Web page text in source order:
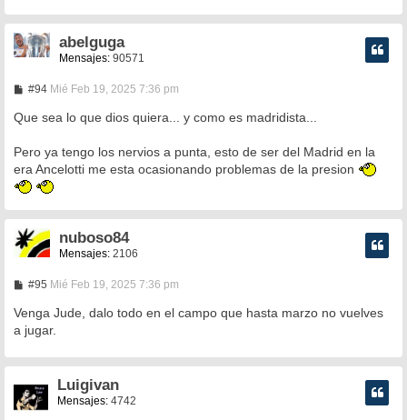
e
abelguga
Mensajes: 90571
#94M
n
s
j
e
Mié Feb 19, 2025 7:36 pm
Que sea lo que dios quiera... y como es madridista...
Pero ya tengo los nervios a punta, esto de ser del Madrid en la
era Ancelotti me esta ocasionando problemas de la presion
nuboso84
Mensajes: 2106
#95M
n
s
a
e
Mié Feb 19, 2025 7:36 pm
Venga Jude, dalo todo en el campo que hasta marzo no vuelves
a jugar.
Luigivan
Mensajes:4742